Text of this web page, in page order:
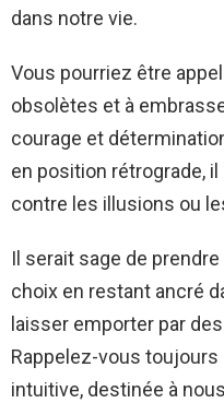
dans notre vie.
Vous pourriez être
obsolètes et à
courage et
en position rétrograde,
contre les illusions ou
Il serait sage de
choix en restant ancré
laisser emporter par
Rappelez-vous
intuitive, destinée à